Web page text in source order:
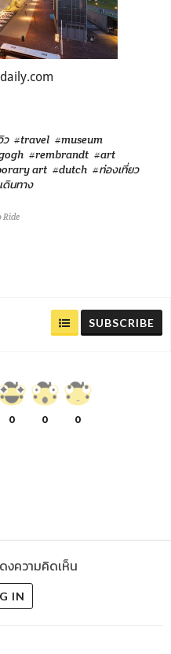
ว #travel #museum
#rembrandt #art
art #dutch #ท่องเที่ยว
ดินทาง
Ride
SUBSCRIBE
0 0 0
งความคิดเห็น
IN